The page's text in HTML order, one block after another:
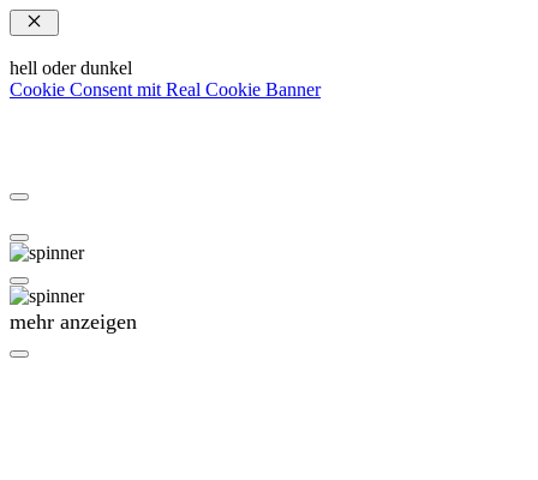
Schließen
hell oder dunkel
Cookie Consent mit Real Cookie Banner
mehr anzeigen